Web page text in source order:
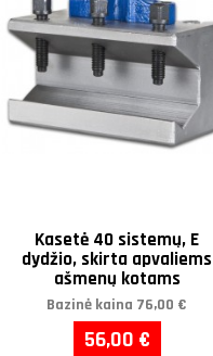
Kasetė 40 sistemų, E
dydžio, skirta apvaliems
ašmenų kotams
Bazinė kaina 76,00 €
56,00 €